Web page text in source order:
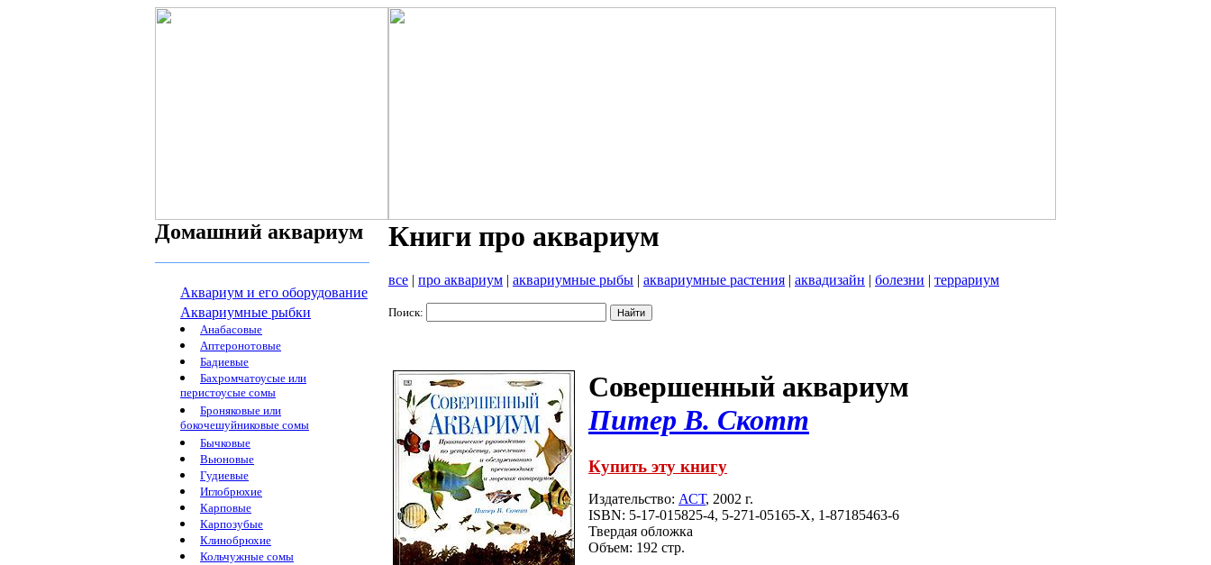
Домашний аквариум
Аквариум и его оборудование
Аквариумные рыбки
Анабасовые
Аптеронотовые
Бадиевые
Бахромчатоусые или
перистоусые сомы
Броняковые или
бокочешуйниковые сомы
Бычковые
Вьюновые
Гудиевые
Иглобрюхие
Карповые
Карпозубые
Клинобрюхие
Кольчужные сомы
Книги про аквариум
все | про аквариум | аквариумные рыбы | аквариумные растения | аквадизайн | болезни | террариум
Поиск:
Совершенный аквариум
Питер В. Скотт
Купить эту книгу
Издательство: АСТ, 2002 г.
ISBN: 5-17-015825-4, 5-271-05165-Х, 1-87185463-6
Твердая обложка
Объем: 192 стр.